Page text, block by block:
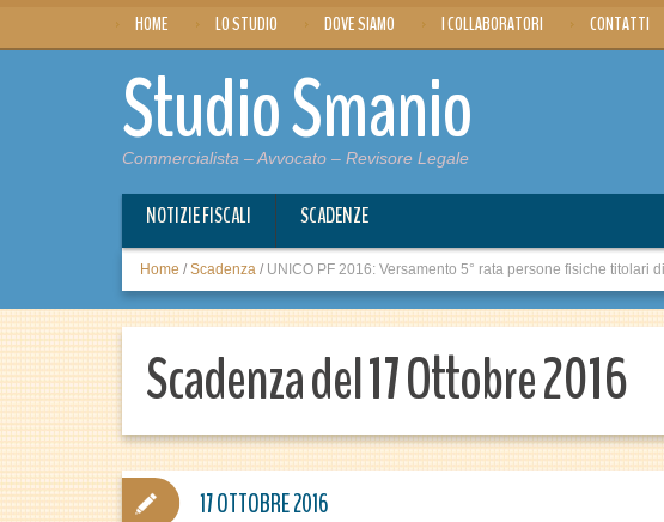
HOME LO STUDIO DOVE SIAMO I COLLABORATORI CONTATTI
Studio Smanio
Commercialista – Avvocato – Revisore Legale
NOTIZIE FISCALI SCADENZE
Home / Scadenza / UNICO PF 2016: Versamento 5° rata persone fisiche titolari
Scadenza del 17 Ottobre 2016
17 OTTOBRE 2016